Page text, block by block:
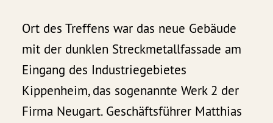
Ort des Treffens war das neue Gebäude
mit der dunklen Streckmetallfassade am
Eingang des Industriegebietes
Kippenheim, das sogenannte Werk 2 der
Firma Neugart. Geschäftsführer Matthias